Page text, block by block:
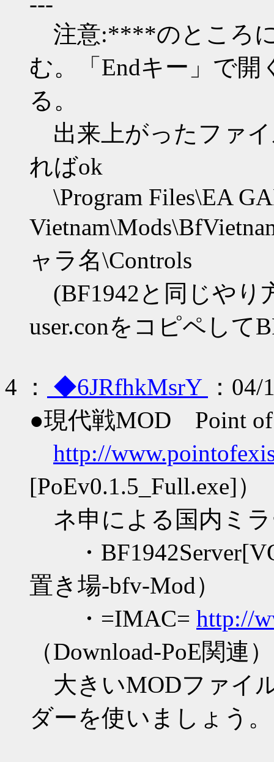
注意:****のところ
む。「Endキー」で
る。
出来上がったファ
ればok
\Program Files\EA
ャラ名\Controls
(BF1942と同じやり
user.conをコピペして
4 ： ◆6JRfhkMsrY
：
●現代戦MOD Point of
http://
[PoEv0.1.5_Full.exe]）
ネ申による国内ミ
・
置き場-bfv-Mod）
・=IMAC= http://
（Download-PoE関連）
大きいMODファイ
ダーを使いましょう。